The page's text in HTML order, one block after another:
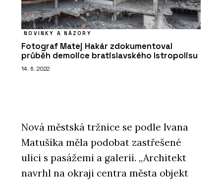
NOVINKY A NÁZORY
Fotograf Matej Hakár zdokumentoval
průběh demolice bratislavského Istropolisu
14. 6. 2022
Nová městská tržnice se podle Ivana
Matušíka měla podobat zastřešené
ulici s pasážemi a galerií. „Architekt
navrhl na okraji centra města objekt